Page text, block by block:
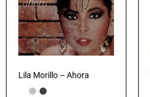
Lila Morillo – Ahora